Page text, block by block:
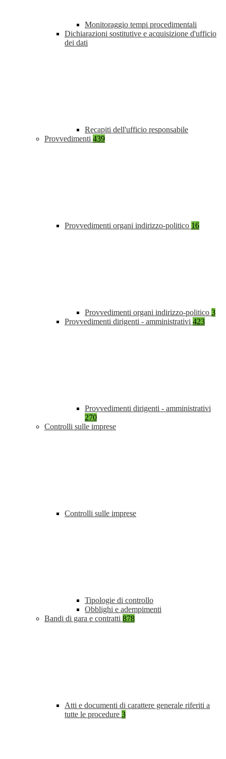
Monitoraggio tempi procedimentali
Dichiarazioni sostitutive e acquisizione d'ufficio
dei dati
Recapiti dell'ufficio responsabile
Provvedimenti 439
Provvedimenti organi indirizzo-politico 16
Provvedimenti organi indirizzo-politico 3
Provvedimenti dirigenti - amministrativi 423
Provvedimenti dirigenti - amministrativi
270
Controlli sulle imprese
Controlli sulle imprese
Tipologie di controllo
Obblighi e adempimenti
Bandi di gara e contratti 878
Atti e documenti di carattere generale riferiti a
tutte le procedure 3